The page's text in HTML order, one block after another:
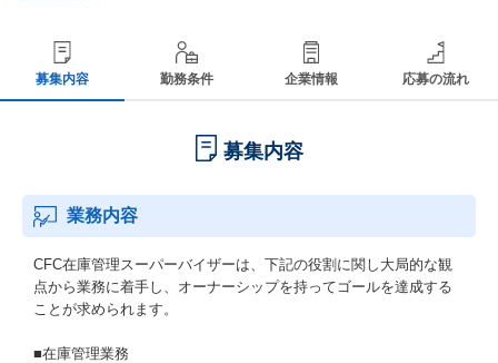
募集内容 勤務条件 企業情報 応募の流れ
募集内容
業務内容
CFC在庫管理スーパーバイザーは、下記の役割に関し大局的な観
点から業務に着手し、オーナーシップを持ってゴールを達成する
ことが求められます。
■在庫管理業務